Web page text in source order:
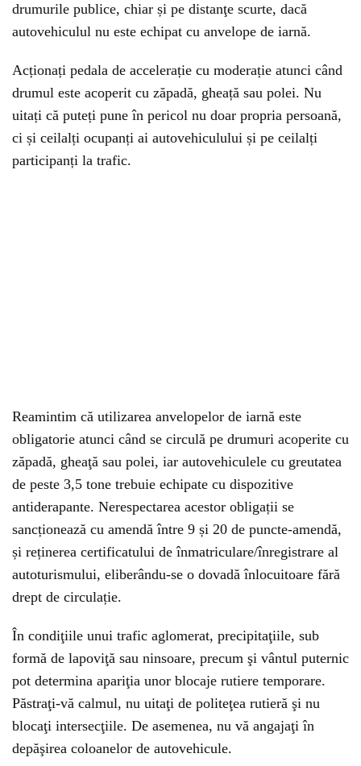
drumurile publice, chiar și pe distanţe scurte, dacă
autovehiculul nu este echipat cu anvelope de iarnă.
Acționați pedala de accelerație cu moderație atunci când
drumul este acoperit cu zăpadă, gheață sau polei. Nu
uitați că puteți pune în pericol nu doar propria persoană,
ci și ceilalți ocupanți ai autovehiculului și pe ceilalți
participanți la trafic.
Reamintim că utilizarea anvelopelor de iarnă este
obligatorie atunci când se circulă pe drumuri acoperite cu
zăpadă, gheaţă sau polei, iar autovehiculele cu greutatea
de peste 3,5 tone trebuie echipate cu dispozitive
antiderapante. Nerespectarea acestor obligații se
sancționează cu amendă între 9 și 20 de puncte-amendă,
și reținerea certificatului de înmatriculare/înregistrare al
autoturismului, eliberându-se o dovadă înlocuitoare fără
drept de circulație.
În condiţiile unui trafic aglomerat, precipitaţiile, sub
formă de lapoviţă sau ninsoare, precum şi vântul puternic
pot determina apariţia unor blocaje rutiere temporare.
Păstraţi-vă calmul, nu uitaţi de politeţea rutieră şi nu
blocaţi intersecţiile. De asemenea, nu vă angajaţi în
depăşirea coloanelor de autovehicule.